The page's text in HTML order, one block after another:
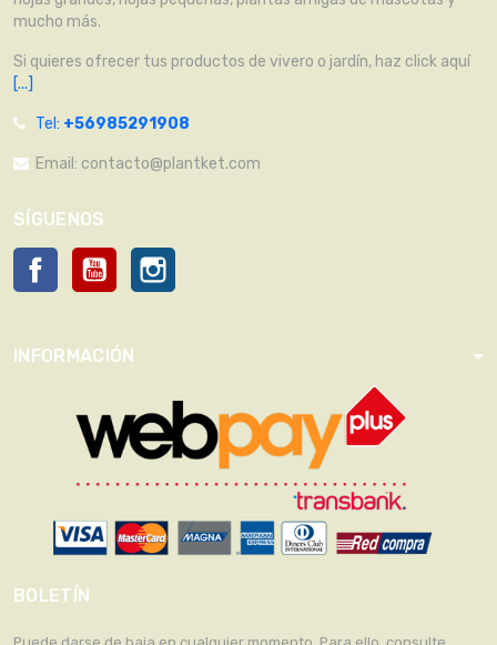
mucho más.
Si quieres ofrecer tus productos de vivero o jardín, haz click aquí
[...]
Tel: +56985291908
Email: contacto@plantket.com
SÍGUENOS
Facebook YouTube
INFORMACIÓN
BOLETÍN